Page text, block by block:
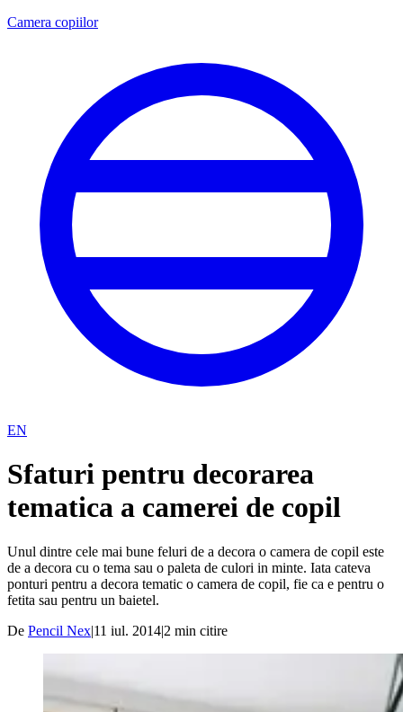
Camera copiilor
EN
Sfaturi pentru decorarea
tematica a camerei de copil
Unul dintre cele mai bune feluri de a decora o camera de copil este
de a decora cu o tema sau o paleta de culori in minte. Iata cateva
ponturi pentru a decora tematic o camera de copil, fie ca e pentru o
fetita sau pentru un baietel.
De Pencil Nex|11 iul. 2014|2 min citire